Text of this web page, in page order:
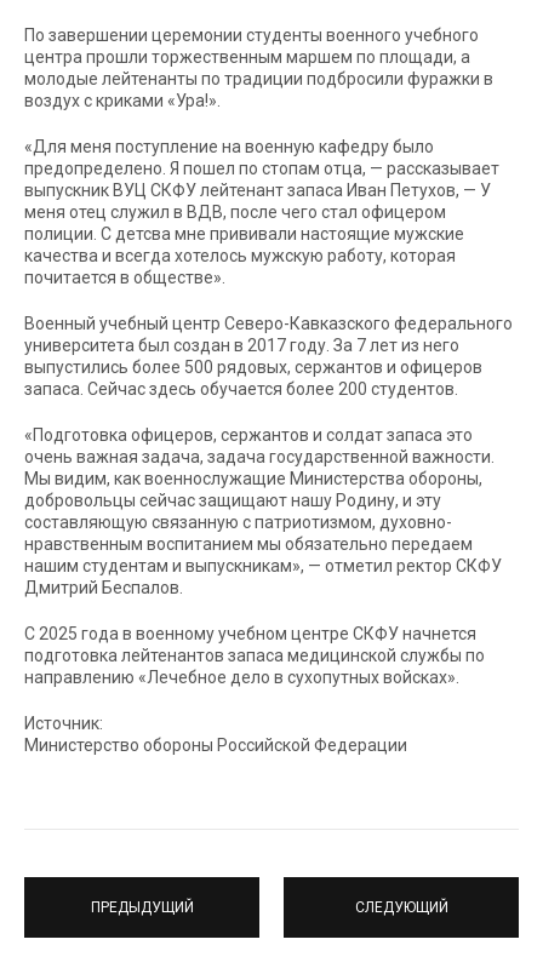
По завершении церемонии студенты военного учебного
центра прошли торжественным маршем по площади, а
молодые лейтенанты по традиции подбросили фуражки в
воздух с криками «Ура!».
«Для меня поступление на военную кафедру было
предопределено. Я пошел по стопам отца, — рассказывает
выпускник ВУЦ СКФУ лейтенант запаса Иван Петухов, — У
меня отец служил в ВДВ, после чего стал офицером
полиции. С детсва мне прививали настоящие мужские
качества и всегда хотелось мужскую работу, которая
почитается в обществе».
Военный учебный центр Северо-Кавказского федерального
университета был создан в 2017 году. За 7 лет из него
выпустились более 500 рядовых, сержантов и офицеров
запаса. Сейчас здесь обучается более 200 студентов.
«Подготовка офицеров, сержантов и солдат запаса это
очень важная задача, задача государственной важности.
Мы видим, как военнослужащие Министерства обороны,
добровольцы сейчас защищают нашу Родину, и эту
составляющую связанную с патриотизмом, духовно-
нравственным воспитанием мы обязательно передаем
нашим студентам и выпускникам», — отметил ректор СКФУ
Дмитрий Беспалов.
С 2025 года в военному учебном центре СКФУ начнется
подготовка лейтенантов запаса медицинской службы по
направлению «Лечебное дело в сухопутных войсках».
Источник:
Министерство обороны Российской Федерации
ПРЕДЫДУЩИЙ СЛЕДУЮЩИЙ